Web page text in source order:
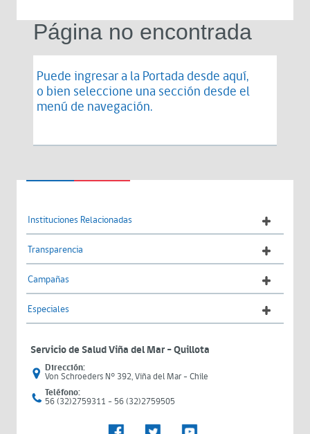
Página no encontrada
Puede ingresar a la Portada desde aquí,
o bien seleccione una sección desde el
menú de navegación.
Instituciones Relacionadas
Transparencia
Campañas
Especiales
Servicio de Salud Viña del Mar – Quillota
Dirección:
Von Schroeders N° 392, Viña del Mar - Chile
Teléfono:
56 (32)2759311 - 56 (32)2759505